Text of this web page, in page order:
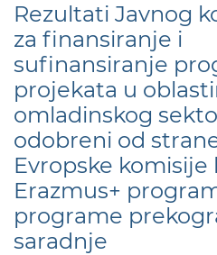
Rezultati Javnog
za finansiranje i
sufinansiranje
projekata u
omladinskog
odobreni od
Evropske komisije
Erazmus+
programe
saradnje